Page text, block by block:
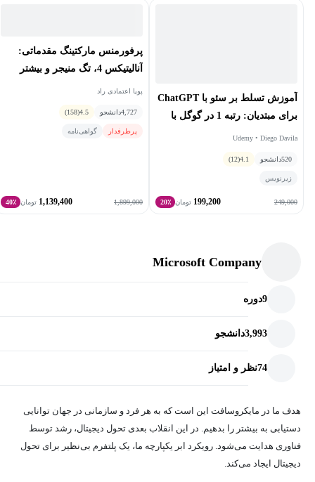
آموزش تسلط بر سئو با ChatGPT
برای مبتدیان: رتبه 1 در گوگل با
هوش مصنوعی
Udemy • Diego Davila
520دانشجو 4.1
(12)
زیرنویس
249,000
199,200 تومان 20٪
پرفورمنس مارکتینگ مقدماتی:
آنالیتیکس 4، تگ منیجر و بیشتر
پویا اعتمادی راد
4,727دانشجو 4.5
(158)
پرطرفدار گواهی‌نامه
1,899,000
1,139,400 تومان 40٪
Microsoft Company
9دوره
3,993دانشجو
74نظر و امتیاز
هدف ما در مایکروسافت این است که به هر فرد و سازمانی در جهان توانایی
دستیابی به بیشتر را بدهیم. در این انقلاب بعدی تحول دیجیتال، رشد توسط
فناوری هدایت می‌شود. رویکرد ابر یکپارچه ما، یک پلتفرم بی‌نظیر برای تحول
دیجیتال ایجاد می‌کند.